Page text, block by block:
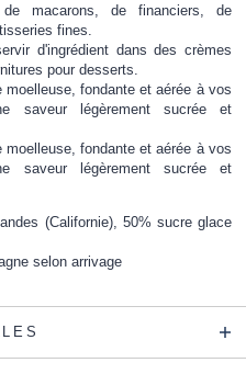
macarons, de financiers, de
fines.
d'ingrédient dans des crèmes
pour desserts.
fondante et aérée à vos
saveur légèrement sucrée et
fondante et aérée à vos
saveur légèrement sucrée et
(Californie), 50% sucre glace
selon arrivage